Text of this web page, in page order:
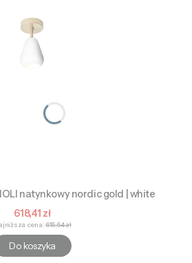
natynkowy nordic gold | white
Cena promocyjna
618,41 zł
cena:615,64 zł
Do koszyka